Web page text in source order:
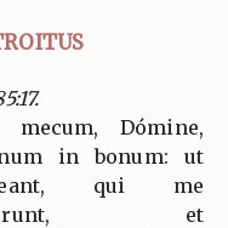
mecum, Dómine,
in bonum: ut
qui me
et